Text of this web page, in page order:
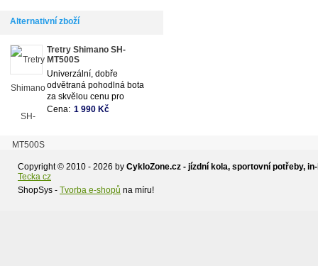
Alternativní zboží
Tretry Shimano SH-
MT500S
Univerzální, dobře
odvětraná pohodlná bota
za skvělou cenu pro
začínající cyklisty a
Cena: 1 990 Kč
Copyright © 2010 - 2026 by CykloZone.cz - jízdní kola, sportovní potřeby,
Tecka cz
ShopSys - Tvorba e-shopů na míru!